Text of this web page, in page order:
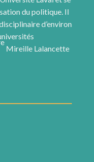
du politique. Il
d’environ
Mireille Lalancette